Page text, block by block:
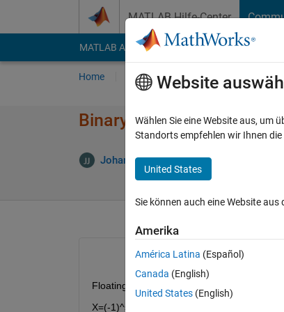
MATLAB Hilfe-Center
MATLAB Answers File Exchange Cody
Home Fragen Antworten
Binary floating point
Johan Johan 12 Sep. 2019
Floating-point numbers are represented as
X=(-1)^s*m*2^c.
Website
Wählen Sie eine Website aus, um
Standorts empfehlen wir Ihnen
United States
Sie können auch eine Website
Amerika
América Latina (Español)
Canada (English)
United States (English)